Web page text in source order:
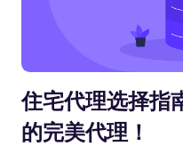
住宅代理选择指
的完美代理！